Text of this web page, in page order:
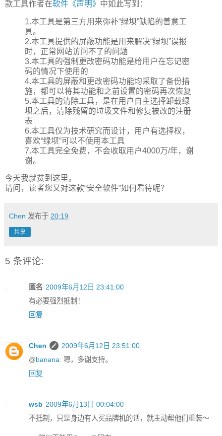
款工具作者在软件《声明》 中如此写到：
1.本工具是第三方用来弥补“绿坝”缺陷的善意工
具。
2.本工具提供的屏蔽功能是用来解决“绿坝”误报
时，正常网站访问不了的问题
3.本工具的强制更改密码功能是给用户在忘记密
码的情况下使用的
4.本工具的屏蔽和更改密码功能均采取了备份措
施，都可以将其功能和之前设置的密码再次恢复
5.本工具的清除工具，是在用户自主选择卸载绿
坝之后，清除残留的垃圾文件和修复被改的注册
表
6.本工具仅为技术研究而设计，用户有选择权，
喜欢“绿坝”可以不使用本工具
7.本工具完全免费，不会收取用户4000万/年，谢
谢。
今天我就贫到这里。
请问，读者您又对这款“安全软件”如何看待呢？
Chen 发布于 20:19
共享
5 条评论:
匿名 2009年6月12日 23:41:00
有必要强烈抵制！
回复
Chen
2009年6月12日 23:51:00
@banana: 嗯，多谢支持。
回复
wsb 2009年6月13日 00:04:00
不抵制，只是身边有人买品牌机的话，就主动帮他们重装～